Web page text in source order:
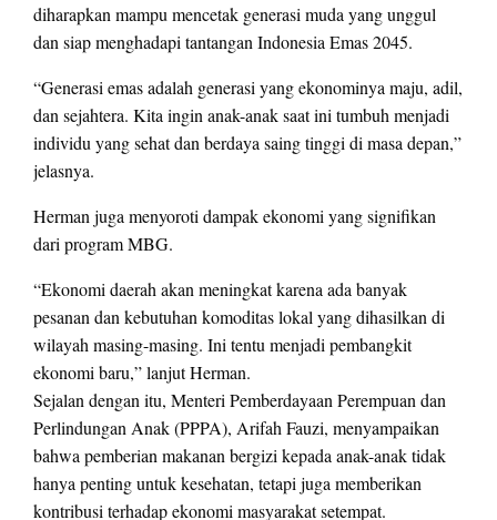
diharapkan mampu mencetak generasi muda yang unggul
dan siap menghadapi tantangan Indonesia Emas 2045.
“Generasi emas adalah generasi yang ekonominya maju, adil,
dan sejahtera. Kita ingin anak-anak saat ini tumbuh menjadi
individu yang sehat dan berdaya saing tinggi di masa depan,”
jelasnya.
Herman juga menyoroti dampak ekonomi yang signifikan
dari program MBG.
“Ekonomi daerah akan meningkat karena ada banyak
pesanan dan kebutuhan komoditas lokal yang dihasilkan di
wilayah masing-masing. Ini tentu menjadi pembangkit
ekonomi baru,” lanjut Herman.
Sejalan dengan itu, Menteri Pemberdayaan Perempuan dan
Perlindungan Anak (PPPA), Arifah Fauzi, menyampaikan
bahwa pemberian makanan bergizi kepada anak-anak tidak
hanya penting untuk kesehatan, tetapi juga memberikan
kontribusi terhadap ekonomi masyarakat setempat.